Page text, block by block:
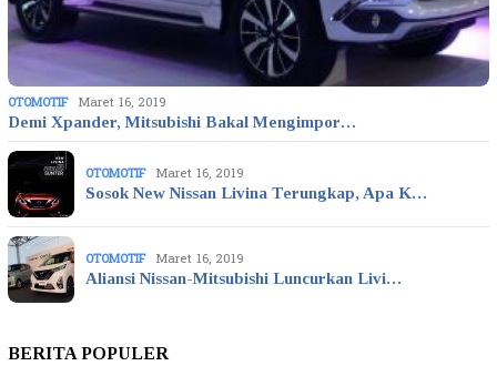
OTOMOTIF Maret 16, 2019
Demi Xpander, Mitsubishi Bakal Mengimpor…
OTOMOTIF Maret 16, 2019
Sosok New Nissan Livina Terungkap, Apa K…
OTOMOTIF Maret 16, 2019
Aliansi Nissan-Mitsubishi Luncurkan Livi…
BERITA POPULER